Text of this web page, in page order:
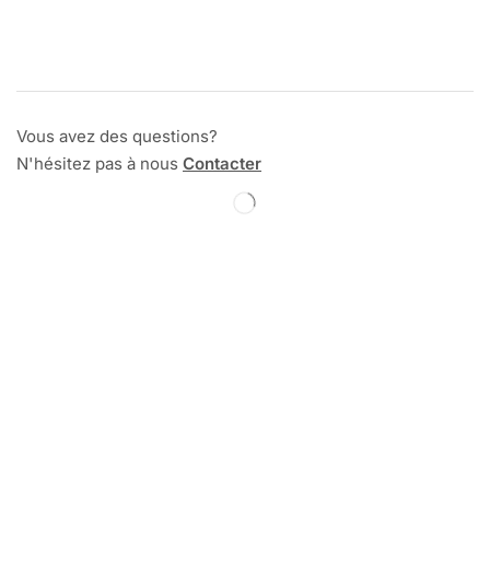
Vous avez des questions?
N'hésitez pas à nous Contacter